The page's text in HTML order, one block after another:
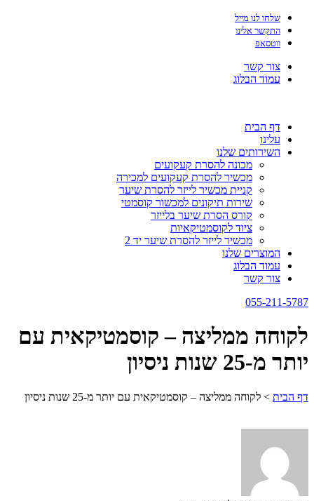
שלחו לנו מייל
התקשר אלינו
ווטסאפ
צור קשר
עמוד הבלוג
דף הבית
עלינו
השירותים שלנו
מכונה להסרת קעקועים
מכשיר להסרת קעקועים למכירה
קניית מכשיר לייזר להסרת שיער
שירות תיקונים למכשור קוסמטי
קורס הסרת שיער בלייזר
ציוד לקוסמטיקאיות
מכשיר לייזר להסרת שיער יד 2
המוצרים שלנו
עמוד הבלוג
צור קשר
055-211-5787
לקוחה ממליצה – קוסמטיקאית עם
יותר מ-25 שנות ניסיון
דף הבית > לקוחה ממליצה – קוסמטיקאית עם יותר מ-25 שנות ניסיון